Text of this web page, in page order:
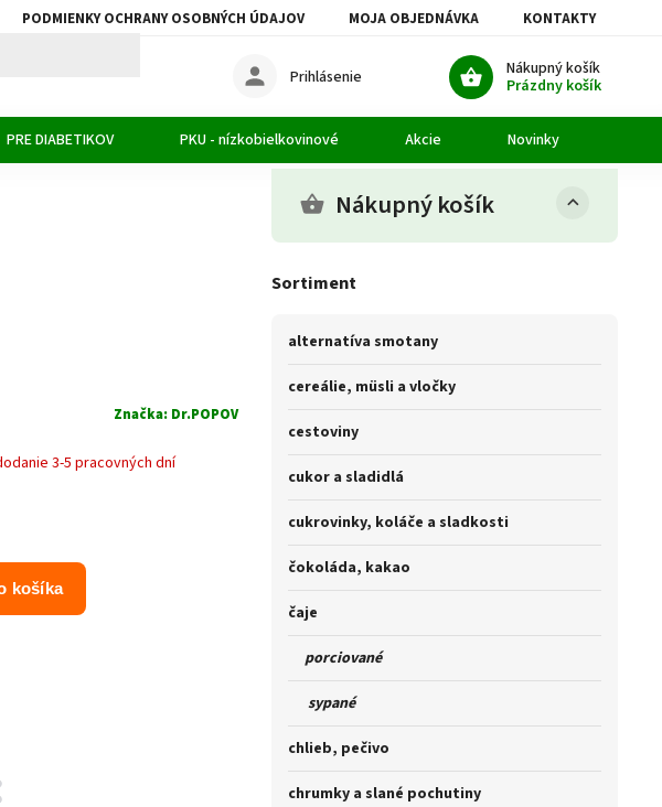
PODMIENKY OCHRANY OSOBNÝCH ÚDAJOV MOJA OBJEDNÁVKA KONTAKTY
Nákupný košík
Prázdny košík
Prihlásenie
PRE DIABETIKOV PKU - nízkobielkovinové Akcie Novinky
Nákupný košík
Sortiment
alternatíva smotany
cereálie, müsli a vločky
cestoviny
cukor a sladidlá
cukrovinky, koláče a sladkosti
čokoláda, kakao
čaje
porciované
sypané
chlieb, pečivo
chrumky a slané pochutiny
Značka: Dr.POPOV
3-5 pracovných dní
košíka